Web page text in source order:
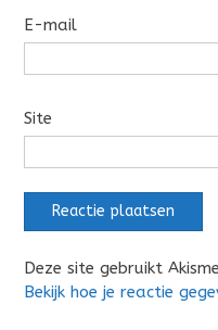
E-mail
Site
Deze site gebruikt
Bekijk hoe je reactie